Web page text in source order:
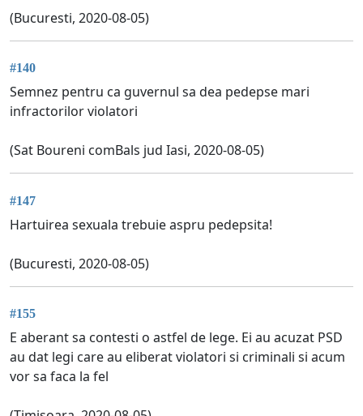
(Bucuresti, 2020-08-05)
#140
Semnez pentru ca guvernul sa dea pedepse mari
infractorilor violatori
(Sat Boureni comBals jud Iasi, 2020-08-05)
#147
Hartuirea sexuala trebuie aspru pedepsita!
(Bucuresti, 2020-08-05)
#155
E aberant sa contesti o astfel de lege. Ei au acuzat PSD
au dat legi care au eliberat violatori si criminali si acum
vor sa faca la fel